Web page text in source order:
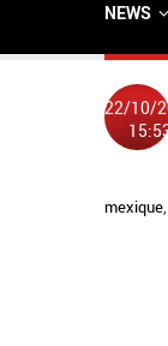
NEWS
22/10/
mexique,